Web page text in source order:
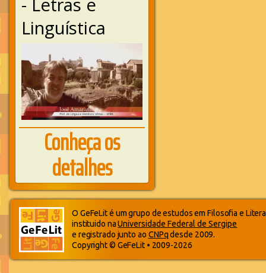
Linguística
Conheça os
detalhes
O GeFeLit é um grupo de estudos em Filosofia e
instituido naUniversidade Federal de Sergipe
e registrado junto ao CNPqdesde 2009.
Copyright © GeFeLit • 2009-2026